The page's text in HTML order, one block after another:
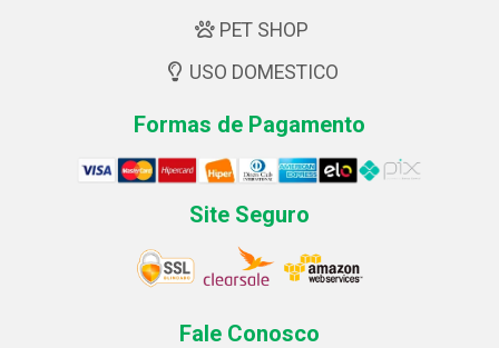
PET SHOP
USO DOMESTICO
Formas de Pagamento
Site Seguro
Fale Conosco